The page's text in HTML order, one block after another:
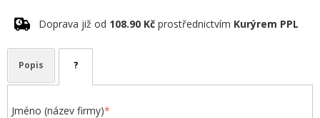
Doprava již od 108.90 Kč prostřednictvím Kurýrem PPL
Popis ?
Jméno (název firmy)*